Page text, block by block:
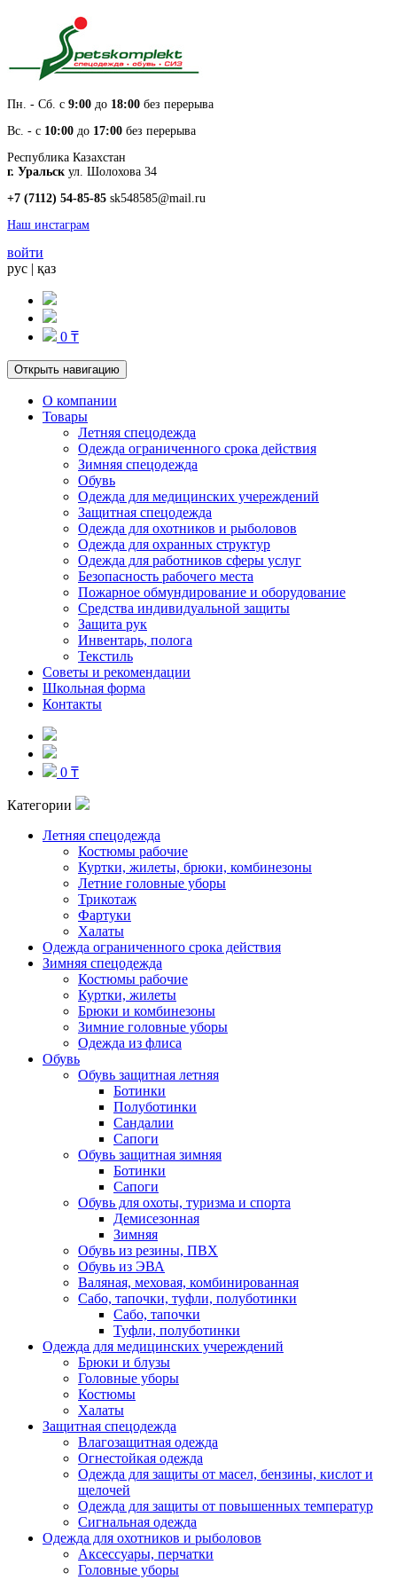
Пн. - Cб. с 9:00 до 18:00 без перерыва
Вс. - с 10:00 до 17:00 без перерыва
Республика Казахстан
г. Уральск ул. Шолохова 34
+7 (7112) 54-85-85 sk548585@mail.ru
Наш инстаграм
войти
рус | қаз
0 ₸
Открыть навигацию
О компании
Товары
Летняя спецодежда
Одежда ограниченного срока действия
Зимняя спецодежда
Обувь
Одежда для медицинских учереждений
Защитная спецодежда
Одежда для охотников и рыболовов
Одежда для охранных структур
Одежда для работников сферы услуг
Безопасность рабочего места
Пожарное обмундирование и оборудование
Средства индивидуальной защиты
Защита рук
Инвентарь, полога
Текстиль
Советы и рекомендации
Школьная форма
Контакты
0 ₸
Категории
Летняя спецодежда
Костюмы рабочие
Куртки, жилеты, брюки, комбинезоны
Летние головные уборы
Трикотаж
Фартуки
Халаты
Одежда ограниченного срока действия
Зимняя спецодежда
Костюмы рабочие
Куртки, жилеты
Брюки и комбинезоны
Зимние головные уборы
Одежда из флиса
Обувь
Обувь защитная летняя
Ботинки
Полуботинки
Сандалии
Сапоги
Обувь защитная зимняя
Ботинки
Сапоги
Обувь для охоты, туризма и спорта
Демисезонная
Зимняя
Обувь из резины, ПВХ
Обувь из ЭВА
Валяная, меховая, комбинированная
Сабо, тапочки, туфли, полуботинки
Сабо, тапочки
Туфли, полуботинки
Одежда для медицинских учереждений
Брюки и блузы
Головные уборы
Костюмы
Халаты
Защитная спецодежда
Влагозащитная одежда
Огнестойкая одежда
Одежда для защиты от масел, бензины, кислот и
щелочей
Одежда для защиты от повышенных температур
Сигнальная одежда
Одежда для охотников и рыболовов
Аксессуары, перчатки
Головные уборы